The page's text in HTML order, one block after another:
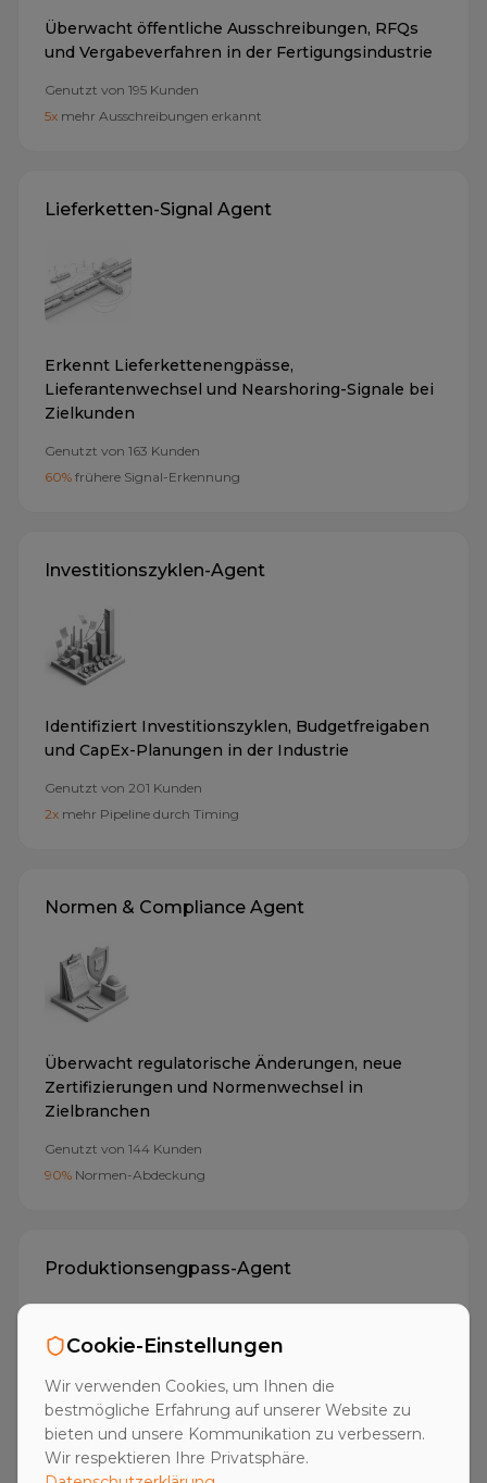
Überwacht öffentliche Ausschreibungen, RFQs
und Vergabeverfahren in der Fertigungsindustrie
Genutzt von 195 Kunden
5x mehr Ausschreibungen erkannt
Lieferketten-Signal Agent
Erkennt Lieferkettenengpässe,
Lieferantenwechsel und Nearshoring-Signale bei
Zielkunden
Genutzt von 163 Kunden
60% frühere Signal-Erkennung
Investitionszyklen-Agent
Identifiziert Investitionszyklen, Budgetfreigaben
und CapEx-Planungen in der Industrie
Genutzt von 201 Kunden
2x mehr Pipeline durch Timing
Normen & Compliance Agent
Überwacht regulatorische Änderungen, neue
Zertifizierungen und Normenwechsel in
Zielbranchen
Genutzt von 144 Kunden
90% Normen-Abdeckung
Produktionsengpass-Agent
Erkennt Kapazitätsengpässe,
Schichtausweitungen und Produktionsausfälle als
Kaufsignale
Cookie-Einstellungen
Wir verwenden Cookies, um Ihnen die
bestmögliche Erfahrung auf unserer Website zu
bieten und unsere Kommunikation zu verbessern.
Wir respektieren Ihre Privatsphäre.